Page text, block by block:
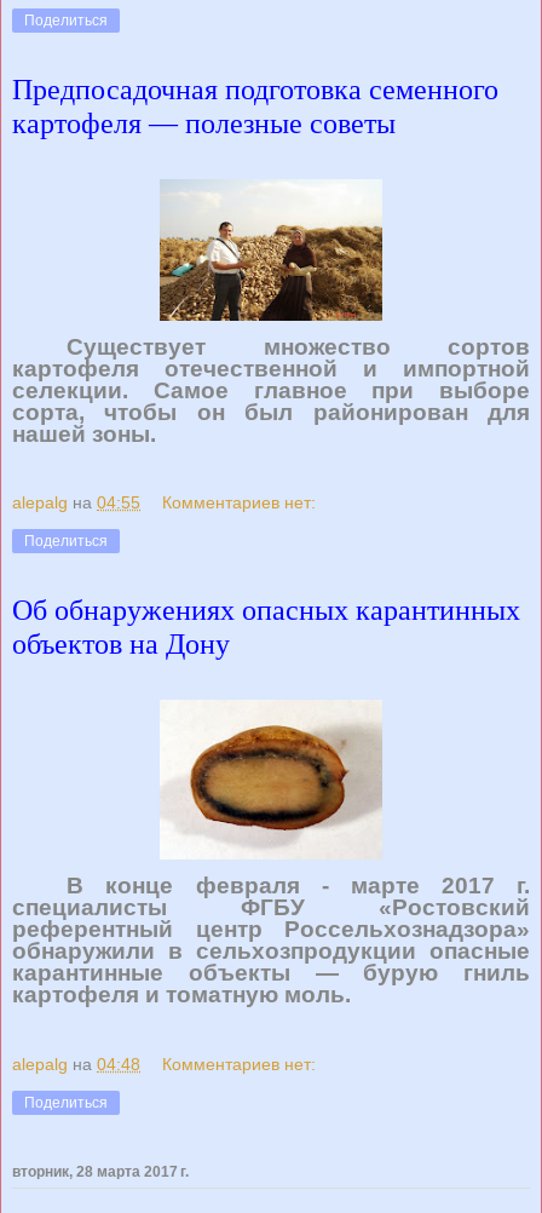
Поделиться
Предпосадочная подготовка семенного
картофеля — полезные советы
Существует множество сортов
картофеля отечественной и импортной
селекции. Самое главное при выборе
сорта, чтобы он был районирован для
нашей зоны.
alepalg на 04:55 Комментариев нет:
Поделиться
Об обнаружениях опасных карантинных
объектов на Дону
В конце февраля - марте 2017 г.
специалисты ФГБУ «Ростовский
референтный центр Россельхознадзора»
обнаружили в сельхозпродукции опасные
карантинные объекты — бурую гниль
картофеля и томатную моль.
alepalg на 04:48 Комментариев нет:
Поделиться
вторник, 28 марта 2017 г.